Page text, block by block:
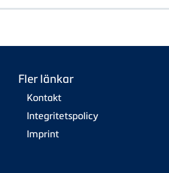
Fler länkar
Kontakt
Integritetspolicy
Imprint